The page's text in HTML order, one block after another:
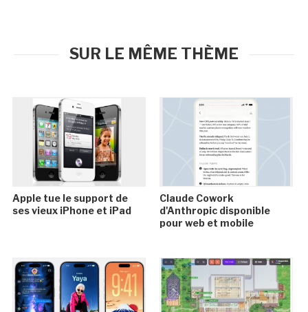
SUR LE MÊME THÈME
Apple tue le support de
ses vieux iPhone et iPad
Claude Cowork
d'Anthropic disponible
pour web et mobile